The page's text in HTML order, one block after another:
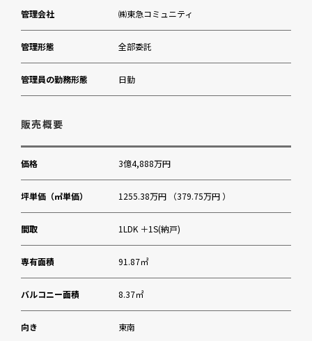
管理会社 ㈱東急コミュニティ
管理形態 全部委託
管理員の勤務形態 日勤
販売概要
価格 3億4,888万円
坪単価（㎡単価） 1255.38万円 （379.75万円 ）
間取 1LDK ＋1S(納戸)
専有面積 91.87㎡
バルコニー面積 8.37㎡
向き 東南